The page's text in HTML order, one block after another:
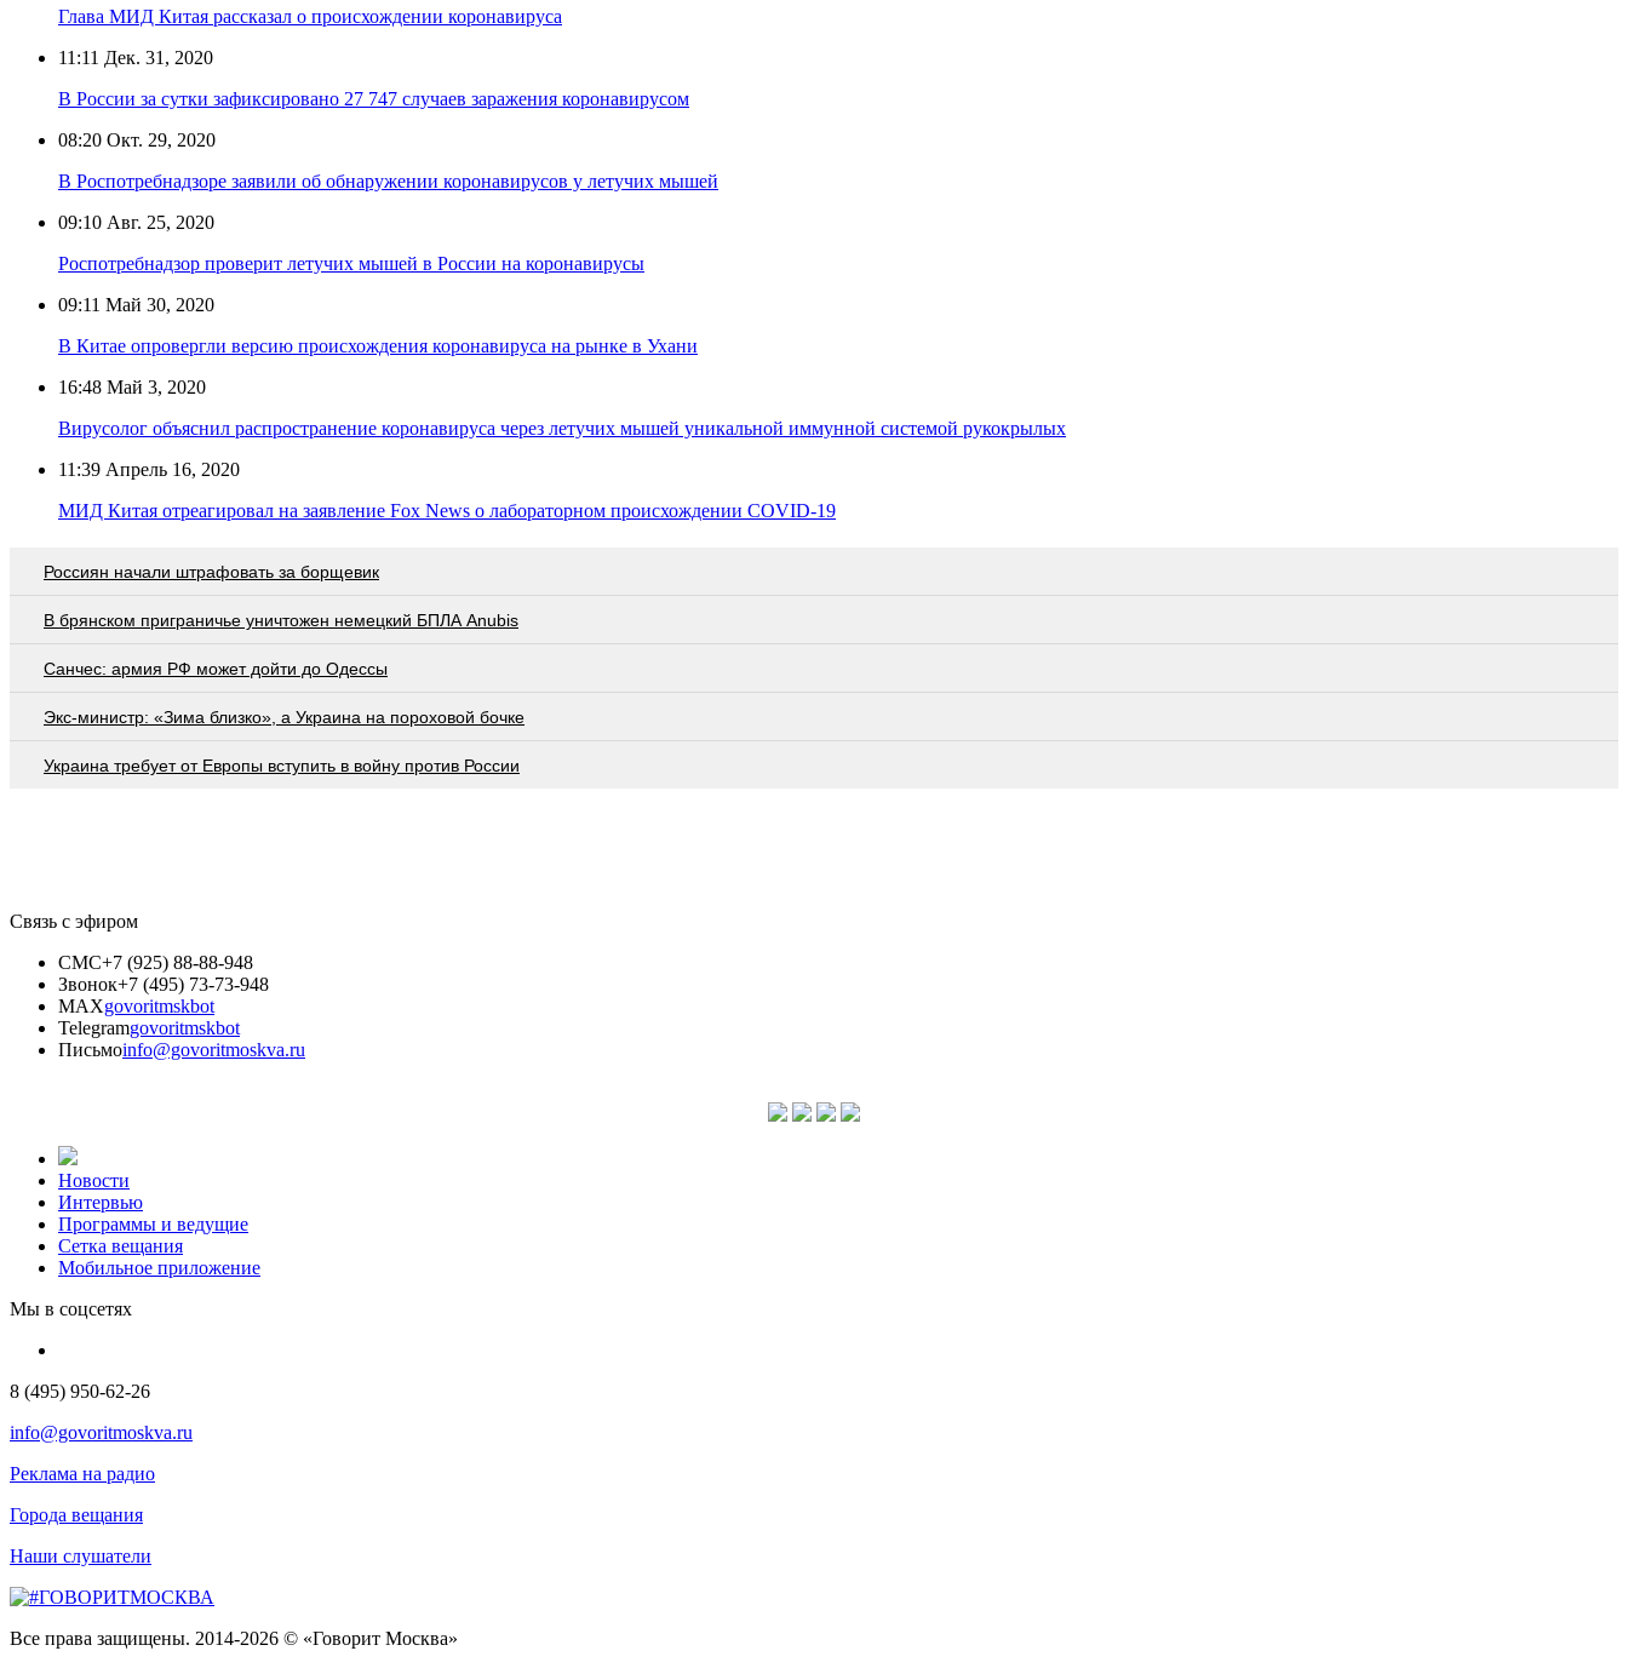
Глава МИД Китая рассказал о происхождении коронавируса
11:11 Дек. 31, 2020
В России за сутки зафиксировано 27 747 случаев заражения коронавирусом
08:20 Окт. 29, 2020
В Роспотребнадзоре заявили об обнаружении коронавирусов у летучих мышей
09:10 Авг. 25, 2020
Роспотребнадзор проверит летучих мышей в России на коронавирусы
09:11 Май 30, 2020
В Китае опровергли версию происхождения коронавируса на рынке в Ухани
16:48 Май 3, 2020
Вирусолог объяснил распространение коронавируса через летучих мышей уникальной иммунной системой рукокрылых
11:39 Апрель 16, 2020
МИД Китая отреагировал на заявление Fox News о лабораторном происхождении COVID-19
Россиян начали штрафовать за борщевик
В брянском приграничье уничтожен немецкий БПЛА Anubis
Санчес: армия РФ может дойти до Одессы
Экс-министр: «Зима близко», а Украина на пороховой бочке
Украина требует от Европы вступить в войну против России
Связь с эфиром
СМС+7 (925) 88-88-948
Звонок+7 (495) 73-73-948
MAXgovoritmskbot
Telegramgovoritmskbot
Письмоinfo@govoritmoskva.ru
Новости
Интервью
Программы и ведущие
Сетка вещания
Мобильное приложение
Мы в соцсетях
8 (495) 950-62-26
info@govoritmoskva.ru
Реклама на радио
Города вещания
Наши слушатели
Все права защищены. 2014-2026 © «Говорит Москва»